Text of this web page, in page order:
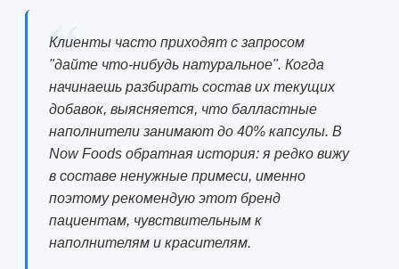
Клиенты часто приходят с запросом
"дайте что-нибудь натуральное". Когда
начинаешь разбирать состав их текущих
добавок, выясняется, что балластные
наполнители занимают до 40% капсулы. В
Now Foods обратная история: я редко вижу
в составе ненужные примеси, именно
поэтому рекомендую этот бренд
пациентам, чувствительным к
наполнителям и красителям.